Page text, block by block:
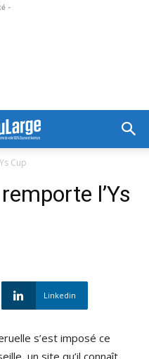
-
Cup
l’Ys
Linkedin
s’est imposé ce
un site qu’il connaît